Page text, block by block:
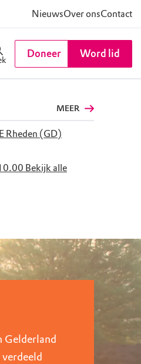
NieuwsOver onsContact
Doneer Word lid
MEER
Rheden (GD)
Bekijk alle
Gelderland